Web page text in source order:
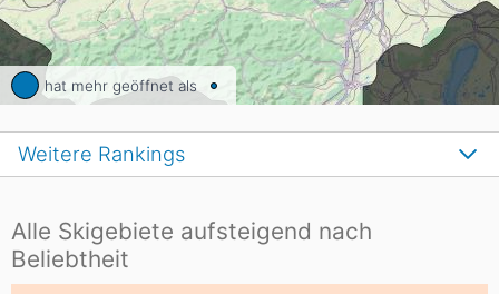
hat mehr geöffnet als
Alle Skigebiete aufsteigend nach
Beliebtheit
Weitere Rankings